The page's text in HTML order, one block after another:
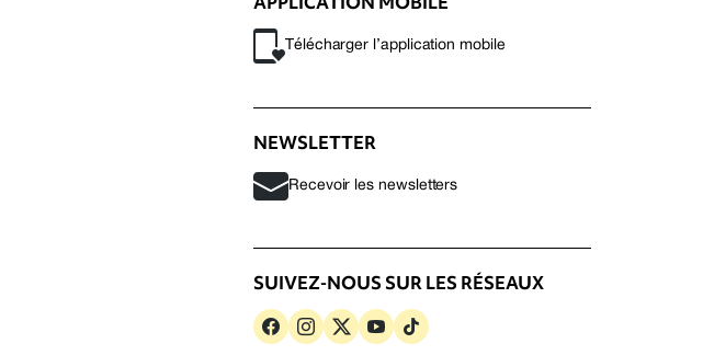
Télécharger l’application mobile
NEWSLETTER
Recevoir les newsletters
SUIVEZ-NOUS SUR LES RÉSEAUX